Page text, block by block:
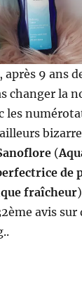
9 ans
changer la
les
(
de
fraîcheur
avis